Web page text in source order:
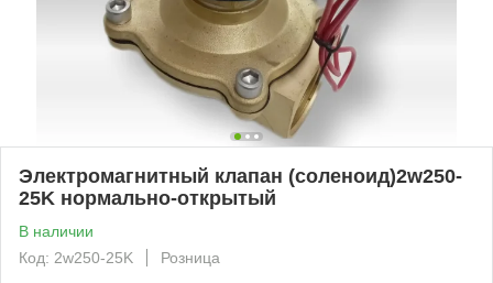
Электромагнитный клапан (соленоид)2w250-
25K нормально-открытый
В наличии
Код: 2w250-25K
Розница